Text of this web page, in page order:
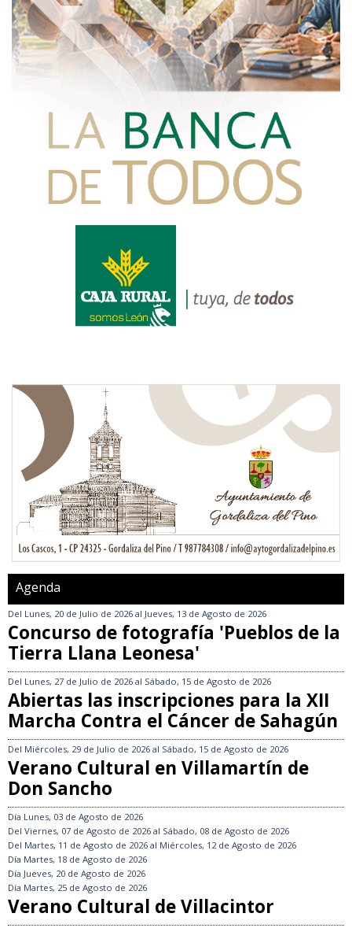
Agenda
Del Lunes, 20 de Julio de 2026 al Jueves, 13 de Agosto de 2026
Concurso de fotografía 'Pueblos de la
Tierra Llana Leonesa'
Del Lunes, 27 de Julio de 2026 al Sábado, 15 de Agosto de 2026
Abiertas las inscripciones para la XII
Marcha Contra el Cáncer de Sahagún
Del Miércoles, 29 de Julio de 2026 al Sábado, 15 de Agosto de 2026
Verano Cultural en Villamartín de
Don Sancho
Día Lunes, 03 de Agosto de 2026
Del Viernes, 07 de Agosto de 2026 al Sábado, 08 de Agosto de 2026
Del Martes, 11 de Agosto de 2026 al Miércoles, 12 de Agosto de 2026
Día Martes, 18 de Agosto de 2026
Día Jueves, 20 de Agosto de 2026
Día Martes, 25 de Agosto de 2026
Verano Cultural de Villacintor